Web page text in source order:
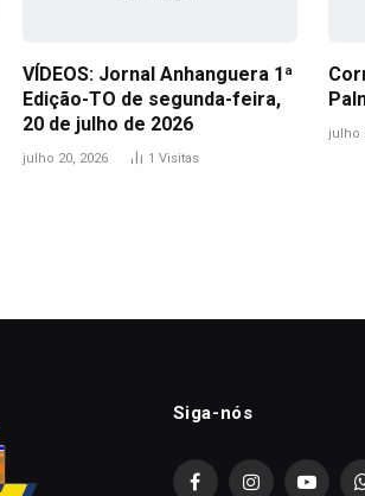
VÍDEOS: Jornal Anhanguera 1ª
Edição-TO de segunda-feira,
20 de julho de 2026
julho 20, 2026 1 Visitas
julho
Siga-nós
FacebookInstagram